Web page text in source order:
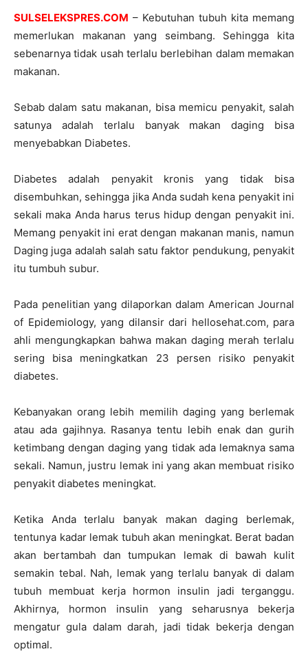
SULSELEKSPRES.COM – Kebutuhan tubuh kita memang
memerlukan makanan yang seimbang. Sehingga kita
sebenarnya tidak usah terlalu berlebihan dalam memakan
makanan.
Sebab dalam satu makanan, bisa memicu penyakit, salah
satunya adalah terlalu banyak makan daging bisa
menyebabkan Diabetes.
Diabetes adalah penyakit kronis yang tidak bisa
disembuhkan, sehingga jika Anda sudah kena penyakit ini
sekali maka Anda harus terus hidup dengan penyakit ini.
Memang penyakit ini erat dengan makanan manis, namun
Daging juga adalah salah satu faktor pendukung, penyakit
itu tumbuh subur.
Pada penelitian yang dilaporkan dalam American Journal
of Epidemiology, yang dilansir dari hellosehat.com, para
ahli mengungkapkan bahwa makan daging merah terlalu
sering bisa meningkatkan 23 persen risiko penyakit
diabetes.
Kebanyakan orang lebih memilih daging yang berlemak
atau ada gajihnya. Rasanya tentu lebih enak dan gurih
ketimbang dengan daging yang tidak ada lemaknya sama
sekali. Namun, justru lemak ini yang akan membuat risiko
penyakit diabetes meningkat.
Ketika Anda terlalu banyak makan daging berlemak,
tentunya kadar lemak tubuh akan meningkat. Berat badan
akan bertambah dan tumpukan lemak di bawah kulit
semakin tebal. Nah, lemak yang terlalu banyak di dalam
tubuh membuat kerja hormon insulin jadi terganggu.
Akhirnya, hormon insulin yang seharusnya bekerja
mengatur gula dalam darah, jadi tidak bekerja dengan
optimal.